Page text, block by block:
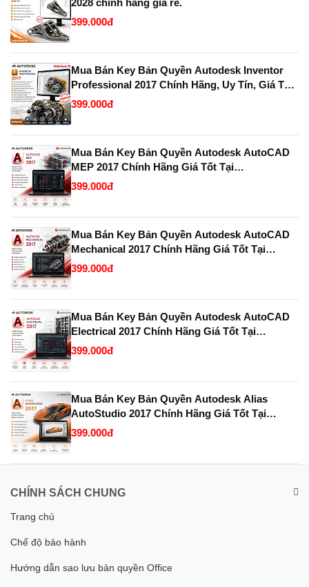
2028 chính hãng giá rẻ.
399.000đ
Mua Bán Key Bản Quyền Autodesk Inventor
Professional 2017 Chính Hãng, Uy Tín, Giá Tốt
Tại KeyBanQuyen.VN
399.000đ
Mua Bán Key Bản Quyền Autodesk AutoCAD
MEP 2017 Chính Hãng Giá Tốt Tại
KeyBanQuyen.VN
399.000đ
Mua Bán Key Bản Quyền Autodesk AutoCAD
Mechanical 2017 Chính Hãng Giá Tốt Tại
KeyBanQuyen.VN
399.000đ
Mua Bán Key Bản Quyền Autodesk AutoCAD
Electrical 2017 Chính Hãng Giá Tốt Tại
KeyBanQuyen.VN
399.000đ
Mua Bán Key Bản Quyền Autodesk Alias
AutoStudio 2017 Chính Hãng Giá Tốt Tại
KeyBanQuyen.VN
399.000đ
CHÍNH SÁCH CHUNG
Trang chủ
Chế độ bảo hành
Hướng dẫn sao lưu bản quyền Office